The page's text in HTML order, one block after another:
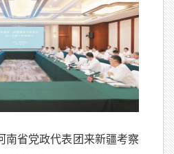
南省党政代表团来新疆考察